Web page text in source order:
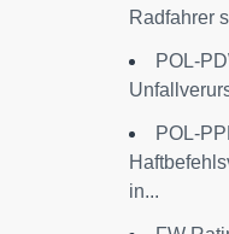
Radfahrer
POL-
POL-
in...